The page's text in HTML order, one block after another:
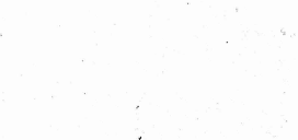
ग्राभेल संकलन गरी बिक्री गर्ने कार्यको
आह्वान गरिएको सम्बन्धी सूचना!